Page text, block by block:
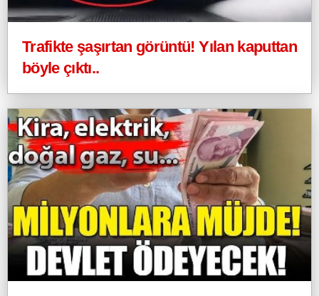
Trafikte şaşırtan görüntü! Yılan kaputtan
böyle çıktı..